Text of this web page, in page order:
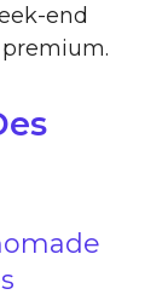
end
premium.